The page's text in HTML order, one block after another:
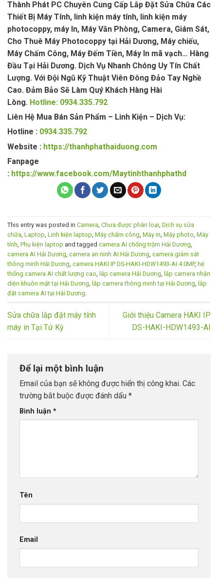
Thành Phát PC Chuyên Cung Cấp Lắp Đặt Sửa Chữa Các
Thiết Bị Máy Tính, linh kiện máy tính, linh kiện máy
photocoppy, máy In, Máy Văn Phòng, Camera, Giám Sát,
Cho Thuê Máy Photocoppy tại Hải Dương, Máy chiếu,
Máy Chấm Công, Máy Đếm Tiền, Máy In mã vạch… Hàng
Đầu Tại Hải Dương. Dịch Vụ Nhanh Chóng Uy Tín Chất
Lượng. Với Đội Ngũ Kỹ Thuật Viên Đông Đảo Tay Nghề
Cao. Đảm Bảo Sẽ Làm Quý Khách Hàng Hài
Lòng. Hotline: 0934.335.792
Liên Hệ Mua Bán Sản Phẩm – Linh Kiện – Dịch Vụ:
Hotline : 0934.335.792
Website : https://thanhphathaiduong.com
Fanpage
: https://www.facebook.com/Maytinhthanhphathd
This entry was posted in Camera Chưa được phân loại Dịch vụ sửa
chữa Laptop Linh kiện laptop Máy chấm công Máy in Máy photo Máy
tính Phụ kiện laptop and tagged camera AI chống trộm Hải Dương
camera AI Hải Dương camera an ninh AI Hải Dương camera giám sát
thông minh Hải Dương camera HAKI IP DS-HAKI-HDW1493-AI 4.0MP, hệ
thống camera AI chất lượng cao lắp camera Hải Dương lắp camera nhận
diện khuôn mặt tại Hải Dương lắp camera thông minh tại Hải Dương lắp
đặt camera AI tại Hải Dương
Sửa chữa lắp đặt máy tính
máy in Tại Tứ Kỳ
Giới thiệu Camera HAKI IP
DS-HAKI-HDW1493-AI
Để lại một bình luận
Email của bạn sẽ không được hiển thị công khai. Các
trường bắt buộc được đánh dấu *
Bình luận *
Tên
Email